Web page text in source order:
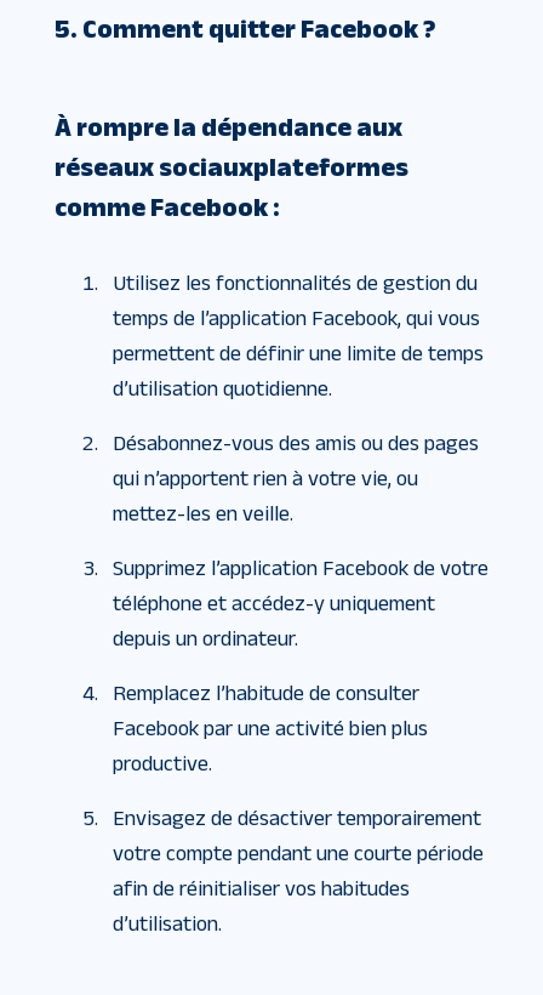
5. Comment quitter Facebook ?
À rompre la dépendance aux
réseaux sociauxplateformes
comme Facebook :
Utilisez les fonctionnalités de gestion du
temps de l’application Facebook, qui vous
permettent de définir une limite de temps
d’utilisation quotidienne.
Désabonnez-vous des amis ou des pages
qui n’apportent rien à votre vie, ou
mettez-les en veille.
Supprimez l’application Facebook de votre
téléphone et accédez-y uniquement
depuis un ordinateur.
Remplacez l’habitude de consulter
Facebook par une activité bien plus
productive.
Envisagez de désactiver temporairement
votre compte pendant une courte période
afin de réinitialiser vos habitudes
d’utilisation.